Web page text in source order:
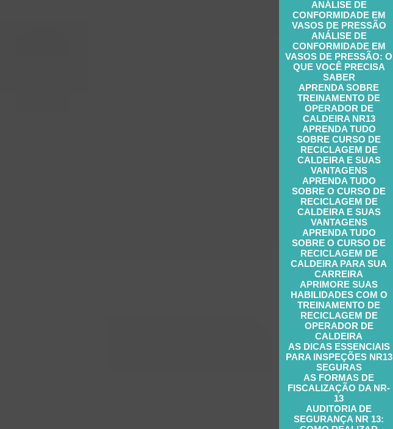
ANÁLISE DE
CONFORMIDADE EM
VASOS DE PRESSÃO
ANÁLISE DE
CONFORMIDADE EM
VASOS DE PRESSÃO: O
QUE VOCÊ PRECISA
SABER
APRENDA SOBRE
TREINAMENTO DE
OPERADOR DE
CALDEIRA NR13
APRENDA TUDO
SOBRE CURSO DE
RECICLAGEM DE
CALDEIRA E SUAS
VANTAGENS
APRENDA TUDO
SOBRE O CURSO DE
RECICLAGEM DE
CALDEIRA E SUAS
VANTAGENS
APRENDA TUDO
SOBRE O CURSO DE
RECICLAGEM DE
CALDEIRA PARA SUA
CARREIRA
APRIMORE SUAS
HABILIDADES COM O
TREINAMENTO DE
RECICLAGEM DE
OPERADOR DE
CALDEIRA
AS DICAS ESSENCIAIS
PARA INSPEÇÕES NR13
SEGURAS
AS FORMAS DE
FISCALIZAÇÃO DA NR-
13
AUDITORIA DE
SEGURANÇA NR 13: